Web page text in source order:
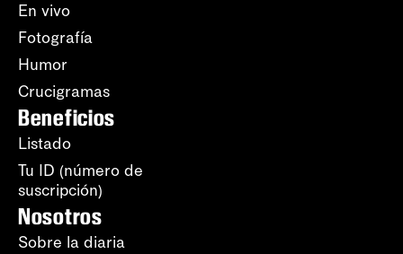
En vivo
Fotografía
Humor
Crucigramas
Beneficios
Listado
Tu ID (número de
suscripción)
Nosotros
Sobre la diaria